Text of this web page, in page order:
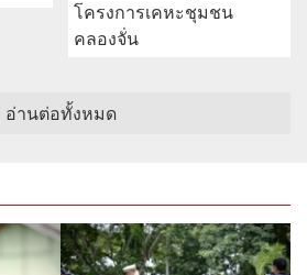
โครงการเคหะชุมชน
คลองจั่น
อ่านต่อทั้งหมด